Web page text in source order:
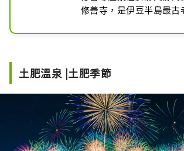
修善寺，是伊豆半島最古
稱桂川）流經溫泉街的中
寺，該地區的名字由此而
多遊客前來參觀。寺院每
21日都會舉辦秋季弘法大
有美食攤位及煙火表演。
道，「竹林小徑」是熱門
土肥溫泉 |土肥季節